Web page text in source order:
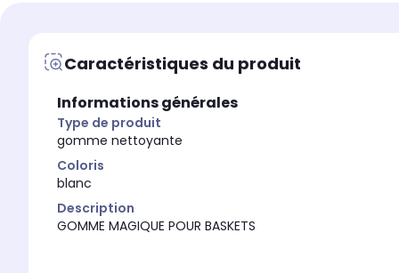
Caractéristiques du produit
Informations générales
Type de produit
gomme nettoyante
Coloris
blanc
Description
GOMME MAGIQUE POUR BASKETS